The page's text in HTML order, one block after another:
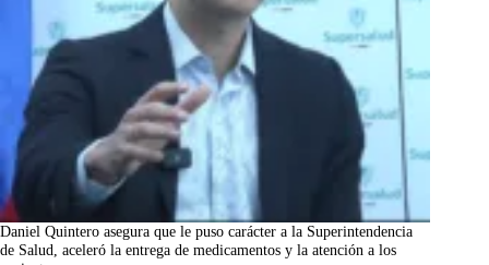
Daniel Quintero asegura que le puso carácter a la Superintendencia
de Salud, aceleró la entrega de medicamentos y la atención a los